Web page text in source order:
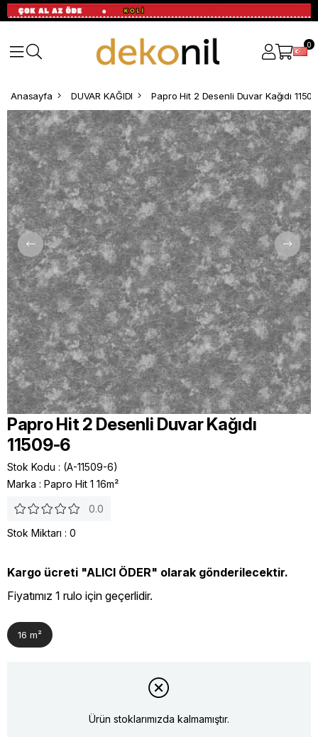
0
Anasayfa DUVAR KAĞIDI Papro Hit 2 Desenli Duvar Kağıdı
Papro Hit 2 Desenli Duvar Kağıdı
11509-6
Stok Kodu
(A-11509-6)
Marka : Papro Hit 1 16m²
0.0
Stok Miktarı : 0
Kargo ücreti "ALICI ÖDER" olarak gönderilecektir.
Fiyatımız 1 rulo için geçerlidir.
16 m²
Ürün stoklarımızda kalmamıştır.